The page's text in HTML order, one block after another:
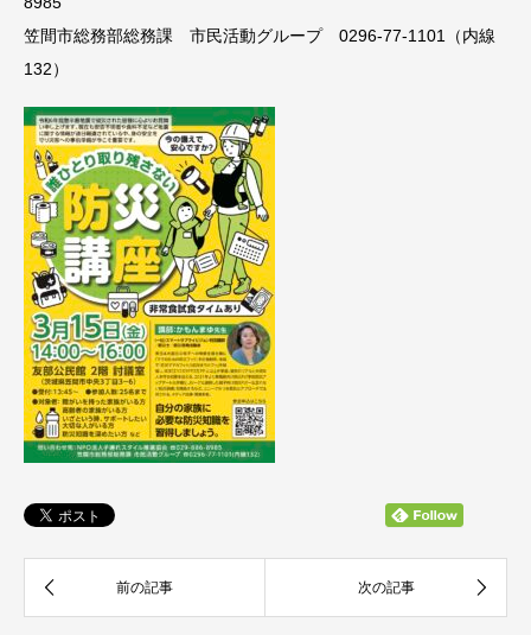
笠間市総務部総務課 市民活動グループ 0296-77-1101（内線
132）